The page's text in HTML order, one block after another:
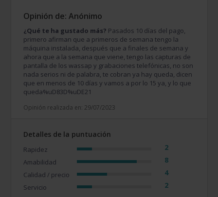
Opinión de: Anónimo
¿Qué te ha gustado más? Pasados 10 días del pago,
primero afirman que a primeros de semana tengo la
máquina instalada, después que a finales de semana y
ahora que a la semana que viene, tengo las capturas de
pantalla de los wassap y grabaciones telefónicas, no son
nada serios ni de palabra, te cobran ya hay queda, dicen
que en menos de 10 días y vamos a por lo 15 ya, y lo que
queda%uD83D%uDE21
Opinión realizada en: 29/07/2023
Detalles de la puntuación
Rapidez 2
Amabilidad 8
Calidad / precio 4
Servicio 2